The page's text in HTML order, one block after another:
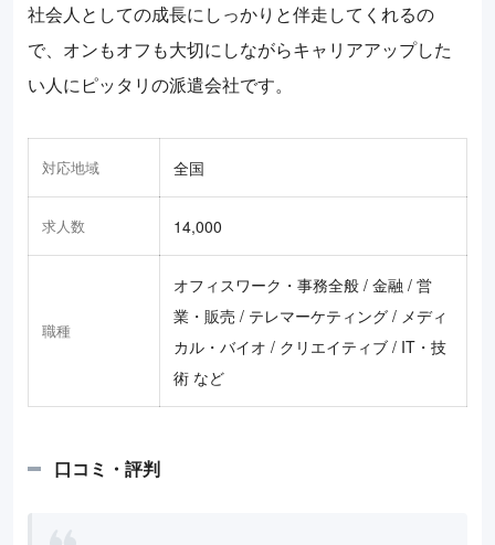
社会人としての成長にしっかりと伴走してくれるの
で、オンもオフも大切にしながらキャリアアップした
い人にピッタリの派遣会社です。
対応地域 全国
求人数 14,000
職種
オフィスワーク・事務全般 / 金融 / 営
業・販売 / テレマーケティング / メディ
カル・バイオ / クリエイティブ / IT・技
術 など
口コミ・評判